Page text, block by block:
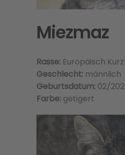
Miezmaz
Rasse: Europäisch
Geschlecht: männlich
Geburtsdatum: 02/
Farbe: getigert